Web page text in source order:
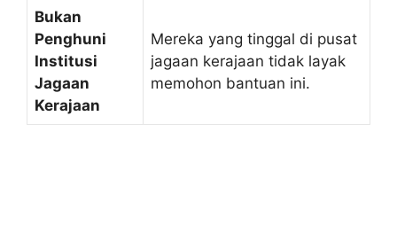
Bukan
Penghuni
Institusi
Jagaan
Kerajaan
Mereka yang tinggal di pusat
jagaan kerajaan tidak layak
memohon bantuan ini.